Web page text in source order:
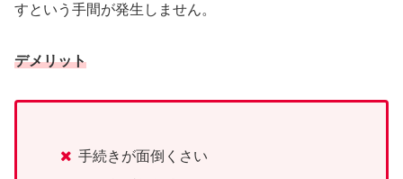
すという手間が発生しません。
デメリット
手続きが面倒くさい